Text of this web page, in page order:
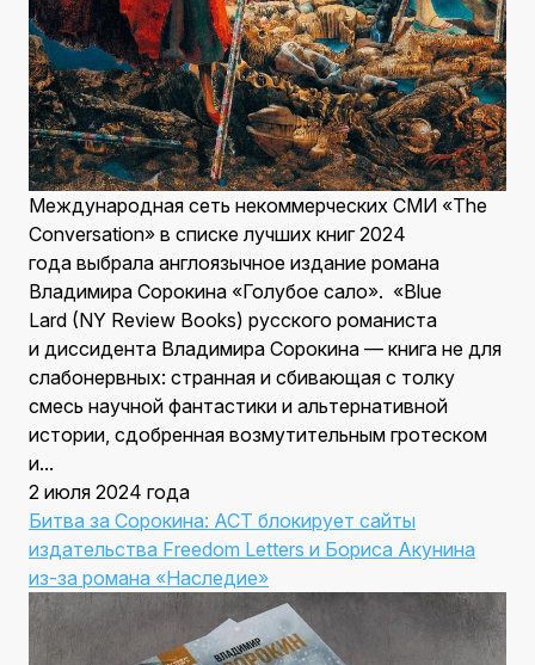
Международная сеть некоммерческих СМИ «The
Conversation» в списке лучших книг 2024
года выбрала англоязычное издание романа
Владимира Сорокина «Голубое сало». «Blue
Lard (NY Review Books) русского романиста
и диссидента Владимира Сорокина — книга не для
слабонервных: странная и сбивающая с толку
смесь научной фантастики и альтернативной
истории, сдобренная возмутительным гротеском
и...
2 июля 2024 года
Битва за Сорокина: АСТ блокирует сайты
издательства Freedom Letters и Бориса Акунина
из-за романа «Наследие»